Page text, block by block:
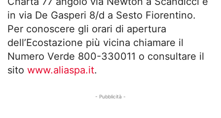
in via De Gasperi 8/d a Sesto Fiorentino.
Per conoscere gli orari di apertura
dell’Ecostazione più vicina chiamare il
Numero Verde 800-330011 o consultare il
sito www.aliaspa.it.
- Pubblicità -